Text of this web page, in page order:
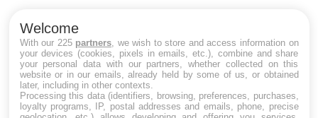
Maladie de Charcot (Sclérose latérale
amyotrophique)
Welcome
With our 225 partners , we wish to store and access information on
your devices (cookies, pixels in emails, etc.), combine and share
your personal data with our partners, whether collected on this
website or in our emails, already held by some of us, or obtained
later, including in other contexts.
Processing this data (identifiers, browsing, preferences, purchases,
loyalty programs, IP, postal addresses and emails, phone, precise